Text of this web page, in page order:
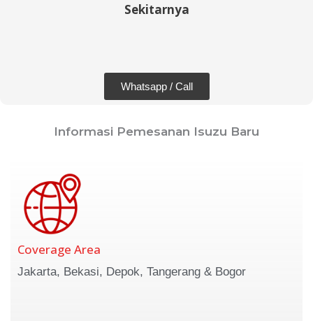
Sekitarnya
Whatsapp / Call
Informasi Pemesanan Isuzu Baru
Coverage Area
Jakarta, Bekasi, Depok, Tangerang & Bogor